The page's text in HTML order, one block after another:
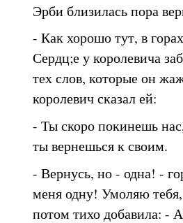
Эрби близилась пора
- Как хорошо тут, в
Сердц;е у королевича
тех слов, которые он
королевич сказал ей:
- Ты скоро покинешь
ты вернешься к своим.
- Вернусь, но - одна! -
меня одну! Умоляю
потом тихо добавила: -